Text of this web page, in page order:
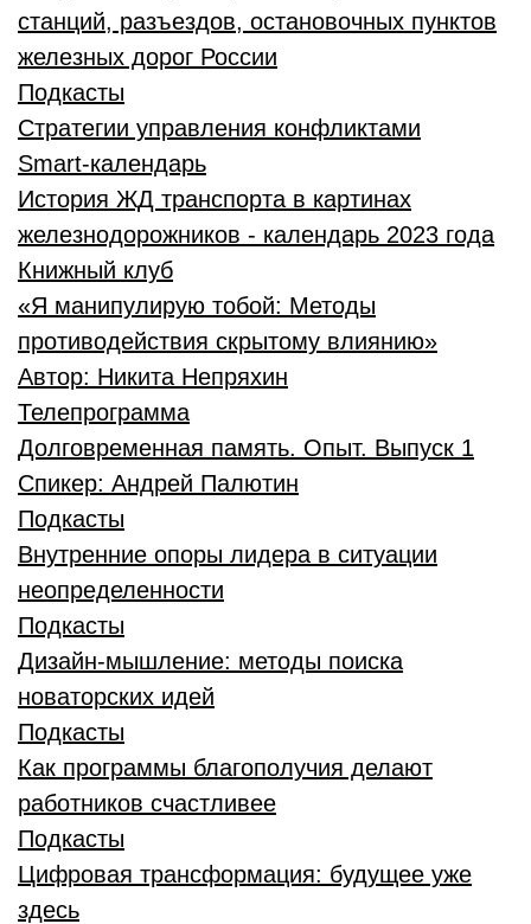
станций, разъездов, остановочных пунктов
железных дорог России
Подкасты
Стратегии управления конфликтами
Smart-календарь
История ЖД транспорта в картинах
железнодорожников - календарь 2023 года
Книжный клуб
«Я манипулирую тобой: Методы
противодействия скрытому влиянию»
Автор: Никита Непряхин
Телепрограмма
Долговременная память. Опыт. Выпуск 1
Спикер: Андрей Палютин
Подкасты
Внутренние опоры лидера в ситуации
неопределенности
Подкасты
Дизайн-мышление: методы поиска
новаторских идей
Подкасты
Как программы благополучия делают
работников счастливее
Подкасты
Цифровая трансформация: будущее уже
здесь